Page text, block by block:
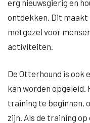
erg nieuwsgierig en
ontdekken. Dit maakt
metgezel voor
activiteiten.
De Otterhound is ook
kan worden opgeleid.
training te beginnen,
zijn. Als de training